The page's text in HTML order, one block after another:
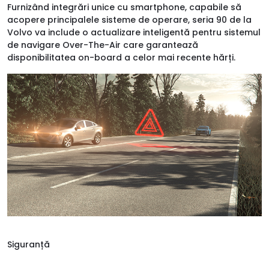
Furnizând integrări unice cu smartphone, capabile să
acopere principalele sisteme de operare, seria 90 de la
Volvo va include o actualizare inteligentă pentru sistemul
de navigare Over-The-Air care garantează
disponibilitatea on-board a celor mai recente hărți.
Siguranță